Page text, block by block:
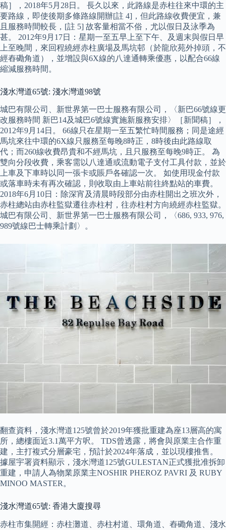
稿］，2018年5月28日。 長久以來，此路線是赤柱往來中環的主
要路線，即使後期多條路線開辦[註 4]，但此路線收費便宜，兼
且服務時間較長，[註 5] 故客量相當不俗，尤以假日及泳季為
甚。 2012年9月17日：星期一至五早上至下午、及週末與假日早
上至晚間，來回程繞經赤柱廣場及馬坑邨（於龍欣苑外掉頭，不
經舂磡角道），並增設與6X線的八達通轉乘優惠，以配合66線
縮減服務時間。
淺水灣道65號: 淺水灣道98號
城巴有限公司、新世界第一巴士服務有限公司，〈新巴66號線更
改服務時間 新巴14及城巴6號線實施新服務安排〉［新聞稿］，
2012年9月14日。 66線只在星期一至五繁忙時間服務；同是途經
馬坑來往中環的6X線只服務至每晚8時正，8時後由此路線取
代；而260線收費昂貴和不經馬坑，且只服務至每晚9時正。 為
雙向分段收費，乘客需以八達通或流動電子支付工具付款，並於
上車及下車時以同一張卡或賬戶各確認一次。 如使用現金付款
或落車時未有再次確認，則收取由上車站前往終點站的車費。
2018年6月10日：除深宵及清晨時段部分由赤柱開出之班次外，
赤柱總站由赤柱監獄遷往赤柱村，往赤柱村方向繞經赤柱監獄。
城巴有限公司、新世界第一巴士服務有限公司，〈686, 933, 976,
989號線巴士轉乘計劃〉。
翻查資料，淺水灣道125號曾於2019年獲批重建為座13層高的寓
所，總樓面近3.1萬平方呎。 TDS曾透露，將會與原業主合作重
建，主打複式分層豪宅，預計於2024年落成，並以現樓推售。
據屋宇署資料顯示，淺水灣道125號GULESTAN正式獲批准拆卸
重建，申請人為物業原業主NOSHIR PHEROZ PAVRI 及 RUBY
MINOO MASTER。
淺水灣道65號: 香港大廈搜尋
赤柱市集開經：赤柱灘道、赤柱村道、環角道、舂磡角道、淺水